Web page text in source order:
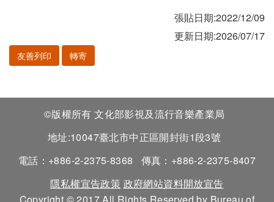
張貼日期:2022/12/09
更新日期:2026/07/17
友善列印 轉寄
©版權所有 文化部影視及流行音樂產業局
地址:10047臺北市中正區開封街1段3號
電話：+886-2-2375-8368
傳真：+886-2-2375-8407
隱私權宣告政策 政府網站資料開放宣告